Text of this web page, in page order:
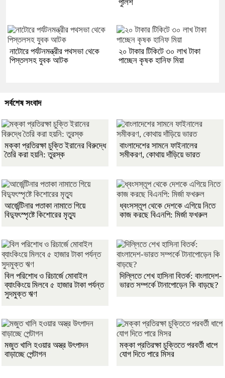
পুলিশ
নাটোরে পর্যটনমন্ত্রীর পথসভা থেকে
পিস্তলসহ যুবক আটক
২০ টাকার টিকিটে ৩০ লাখ টাকা
পাচ্ছেন কৃষক হানিফ মিয়া
সর্বশেষ সংবাদ
মক্কা প্রতিরক্ষা চুক্তি ইরানের বিরুদ্ধে
তৈরি করা হয়নি: তুরস্ক
বাংলাদেশের সামনে ফাইনালের
সমীকরণ, কোথায় দাঁড়িয়ে ভারত
আর্জেন্টিনার পতাকা নামাতে গিয়ে
বিদ্যুৎস্পৃষ্টে কিশোরের মৃত্যু
ধ্বংসস্তূপ থেকে দেশকে এগিয়ে নিতে
কাজ করছে বিএনপি: মির্জা ফখরুল
বিল পরিশোধ ও রিচার্জে মোবাইল
ব্যাংকিংয়ে মিলবে ৫ হাজার টাকা পর্যন্ত
সুদমুক্ত ঋণ
দিল্লিতে শেখ হাসিনা বিতর্ক: বাংলাদেশ-
ভারত সম্পর্কে টানাপোড়েন কি বাড়ছে?
মজুত খালি হওয়ার অস্ত্র উৎপাদন
বাড়াচ্ছে পেন্টাগন
মক্কা প্রতিরক্ষা চুক্তিতে পরবর্তী ধাপে
যোগ দিতে পারে মিসর